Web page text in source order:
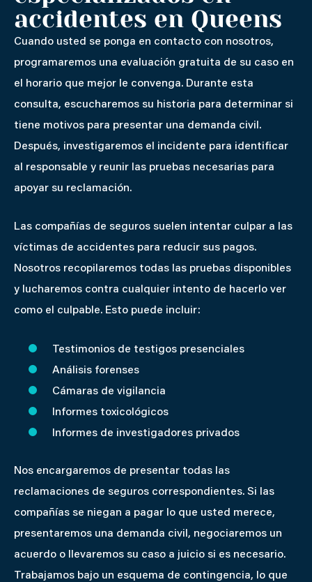
accidentes en Queens
Cuando usted se ponga en contacto con nosotros,
programaremos una evaluación gratuita de su caso en
el horario que mejor le convenga. Durante esta
consulta, escucharemos su historia para determinar si
tiene motivos para presentar una demanda civil.
Después, investigaremos el incidente para identificar
al responsable y reunir las pruebas necesarias para
apoyar su reclamación.
Las compañías de seguros suelen intentar culpar a las
víctimas de accidentes para reducir sus pagos.
Nosotros recopilaremos todas las pruebas disponibles
y lucharemos contra cualquier intento de hacerlo ver
como el culpable. Esto puede incluir:
Testimonios de testigos presenciales
Análisis forenses
Cámaras de vigilancia
Informes toxicológicos
Informes de investigadores privados
Nos encargaremos de presentar todas las
reclamaciones de seguros correspondientes. Si las
compañías se niegan a pagar lo que usted merece,
presentaremos una demanda civil, negociaremos un
acuerdo o llevaremos su caso a juicio si es necesario.
Trabajamos bajo un esquema de contingencia, lo que